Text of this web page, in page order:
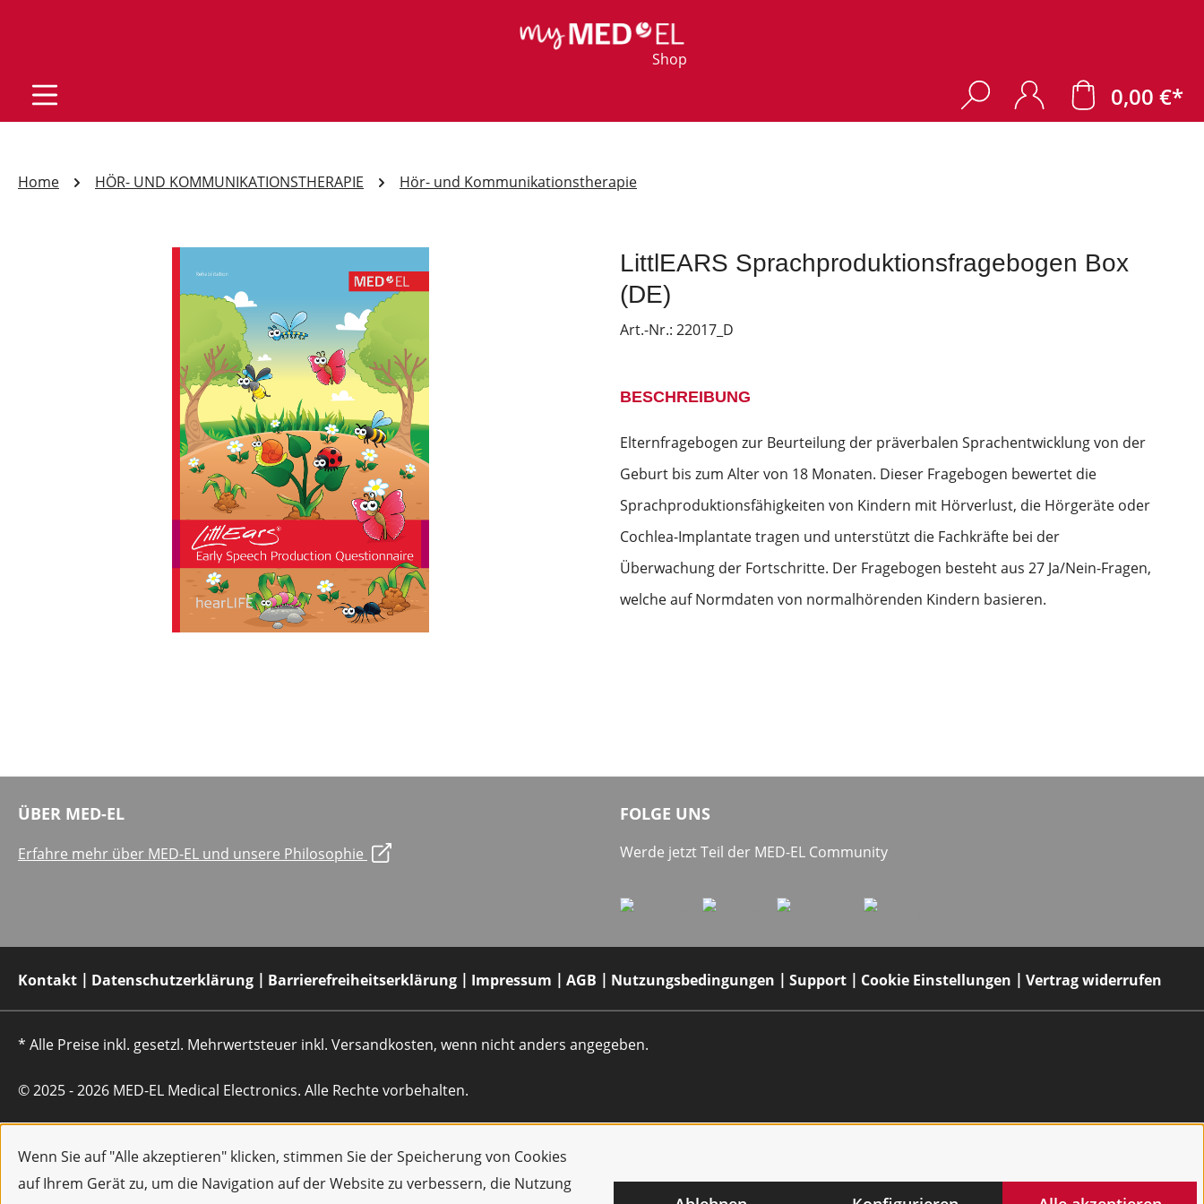
Wenn Sie auf "Alle akzeptieren" klicken, stimmen Sie der Speicherung von Cookies
auf Ihrem Gerät zu, um die Navigation auf der Website zu verbessern, die Nutzung
Shop
0,00 €*
Home HÖR- UND KOMMUNIKATIONSTHERAPIE Hör- und Kommunikationstherapie
LittlEARS Sprachproduktionsfragebogen Box
(DE)
Art.-Nr.: 22017_D
BESCHREIBUNG
Elternfragebogen zur Beurteilung der präverbalen Sprachentwicklung von der
Geburt bis zum Alter von 18 Monaten. Dieser Fragebogen bewertet die
Sprachproduktionsfähigkeiten von Kindern mit Hörverlust, die Hörgeräte oder
Cochlea-Implantate tragen und unterstützt die Fachkräfte bei der
Überwachung der Fortschritte. Der Fragebogen besteht aus 27 Ja/Nein-Fragen,
welche auf Normdaten von normalhörenden Kindern basieren.
ÜBER MED-EL
Erfahre mehr über MED-EL und unsere Philosophie
FOLGE UNS
Werde jetzt Teil der MED-EL Community
Kontakt Datenschutzerklärung Barrierefreiheitserklärung Impressum AGB Nutzungsbedingungen Support Cookie Einstellungen Vertrag widerrufen
* Alle Preise inkl. gesetzl. Mehrwertsteuer inkl. Versandkosten, wenn nicht anders angegeben.
© 2025 - 2026 MED-EL Medical Electronics. Alle Rechte vorbehalten.